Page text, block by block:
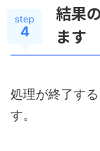
step
4
結果
ます
処理が終了す
す。